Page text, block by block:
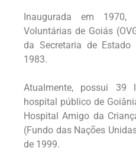
Inaugurada em 1970,
Voluntárias de Goiás
da Secretaria de
1983.
Atualmente, possui
hospital público de
Hospital Amigo da
(Fundo das Nações
de 1999.